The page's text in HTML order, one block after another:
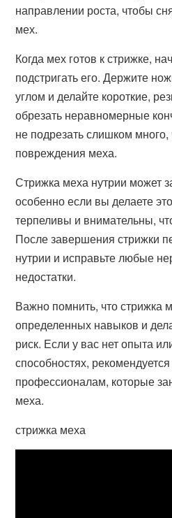
направлении роста, чтобы
мех.
Когда мех готов к стрижке,
подстригать его. Держите
углом и делайте короткие,
обрезать неравномерные
не подрезать слишком
повреждения меха.
Стрижка меха нутрии может
особенно если вы делаете
терпеливы и внимательны,
После завершения стрижки
нутрии и исправьте любые
недостатки.
Важно помнить, что стрижка
определенных навыков и
риск. Если у вас нет опыта
способностях,
профессионалам, которые
меха.
стрижка меха